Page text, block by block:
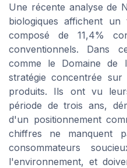
Une récente analyse de
biologiques affichent
composé de 11,4%
conventionnels. Dans
comme le Domaine
stratégie concentrée
produits. Ils ont vu
période de trois ans,
d'un positionnement
chiffres ne manquent
consommateurs
l'environnement, et